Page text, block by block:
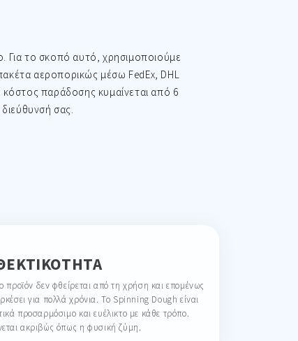
το σκοπό αυτό, χρησιμοποιούμε
αεροπορικώς μέσω FedEx, DHL
παράδοσης κυμαίνεται από 6
σας.
προϊόν δεν φθείρεται από τη χρήση και επομένως
για πολλά χρόνια. Το Spinning Dough είναι
προσαρμόσιμο και ευέλικτο με κάθε τρόπο.
ακριβώς όπως η φυσική ζύμη.